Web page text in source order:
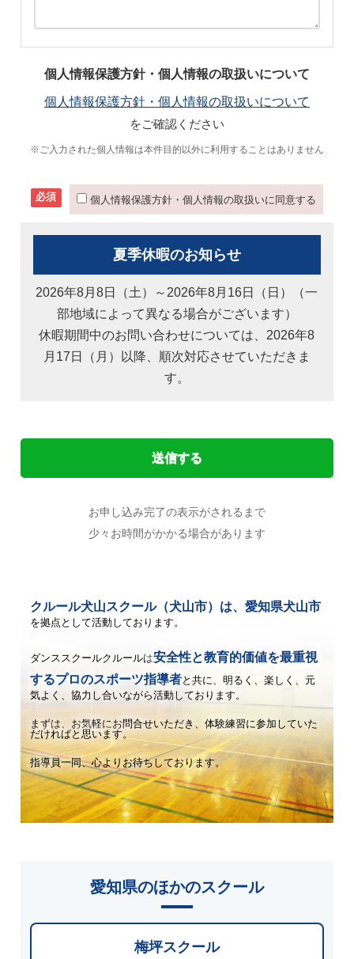
個人情報保護方針・個人情報の取扱いについて
個人情報保護方針・個人情報の取扱いについて
をご確認ください
※ご入力された個人情報は本件目的以外に利用することはありません
必須 個人情報保護方針・個人情報の取扱いに同意する
夏季休暇のお知らせ
2026年8月8日（土）～2026年8月16日（日）（一
部地域によって異なる場合がございます）
休暇期間中のお問い合わせについては、2026年8
月17日（月）以降、順次対応させていただきま
す。
お申し込み完了の表示がされるまで
少々お時間がかかる場合があります
クルール犬山スクール（犬山市）は、愛知県犬山市
を拠点として活動しております。
ダンススクールクルールは安全性と教育的価値を最重視
するプロのスポーツ指導者と共に、 明るく、楽しく、元
気よく、協力し合いながら活動しております。
まずは、お気軽にお問合せいただき、体験練習に参加していた
だければと思います。
指導員一同、心よりお待ちしております。
愛知県のほかのスクール
梅坪スクール